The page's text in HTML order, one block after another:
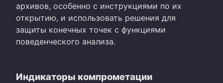
архивов, особенно с инструкциями по их
открытию, и использовать решения для
защиты конечных точек с функциями
поведенческого анализа.
Индикаторы компрометации